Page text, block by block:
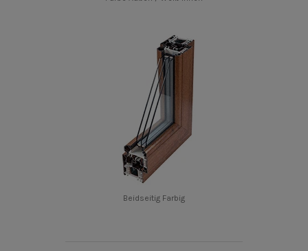
Beidseitig Farbig